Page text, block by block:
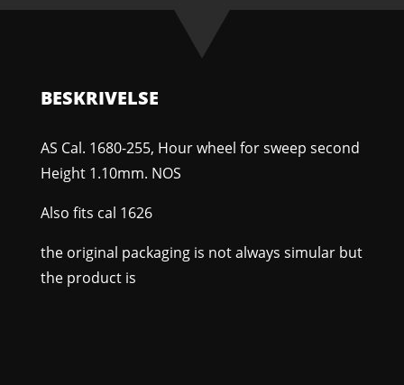
wheel
Height
antal
BESKRIVELSE
AS Cal. 1680-255, Hour wheel for sweep second
Height 1.10mm. NOS
Also fits cal 1626
the original packaging is not always simular but
the product is